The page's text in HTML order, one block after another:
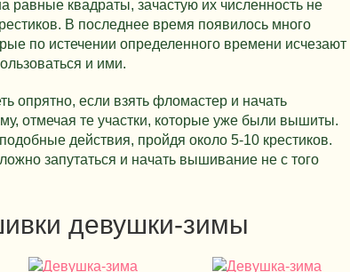
равные квадраты, зачастую их численность не
В последнее время появилось много
по истечении определенного времени исчезают
и ими.
опрятно, если взять фломастер и начать
отмечая те участки, которые уже были вышиты.
действия, пройдя около 5-10 крестиков.
запутаться и начать вышивание не с того
девушки-зимы